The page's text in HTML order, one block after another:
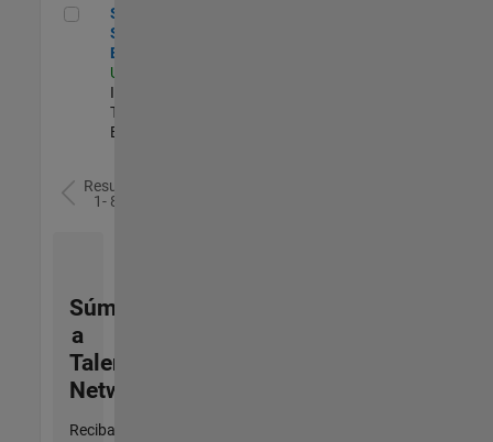
Senior Sailpoint IAM Engineer
Senior
Sailpoint IAM
Engineer
US-MA-Natick
Information
Technology |
Experimentado
Resultados
1- 8 de
Súmese
a
Talent
Network
Reciba